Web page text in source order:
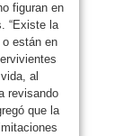
figuran en
“Existe la
están en
al
revisando
que la